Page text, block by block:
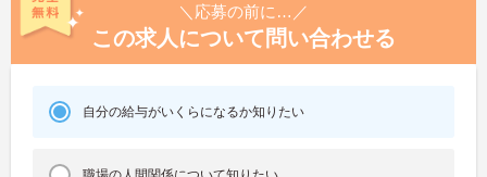
＼応募の前に…／
この求人について問い合わせる
自分の給与がいくらになるか知りたい